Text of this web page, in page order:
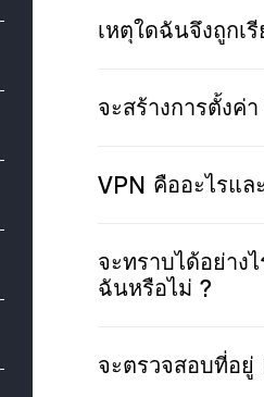
เหตุใดฉันจึงถูกเ
จะสร้างการตั้งค่
VPN คืออะไรแล
จะทราบได้อย่าง
ฉันหรือไม่ ?
จะตรวจสอบที่อยู่